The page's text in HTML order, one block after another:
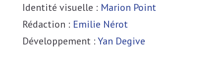
Identité visuelle : Marion Point
Rédaction : Emilie Nérot
Développement :Yan Degive